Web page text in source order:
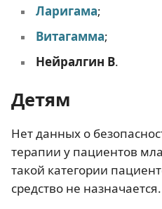
Ларигама;
Витагамма;
Нейралгин В.
Детям
Нет данных о
терапии у пациентов
такой категории
средство не назначается.